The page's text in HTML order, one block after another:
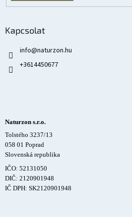
Kapcsolat
info@naturzon.hu
+3614450677
Naturzon s.r.o.
Tolstého 3237/13
058 01 Poprad
Slovenská republika
IČO: 52131050
DIČ: 2120901948
IČ DPH: SK2120901948